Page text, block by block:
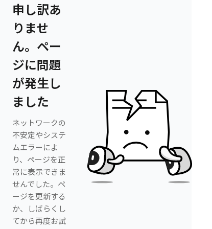
申し訳あ
りませ
ん。ペー
ジに問題
が発生し
ました
ネットワークの
不安定やシステ
ムエラーによ
り、ページを正
常に表示できま
せんでした。ペ
ージを更新する
か、しばらくし
てから再度お試